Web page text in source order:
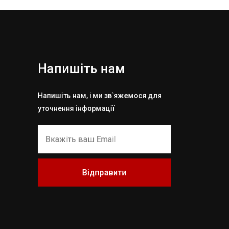
Напишіть нам
Напишіть нам, і ми зв`яжемося для
уточнення інформації
Відправити